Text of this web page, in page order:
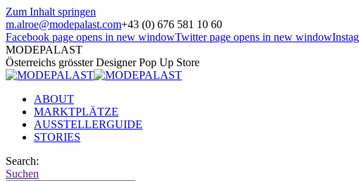
Zum Inhalt springen
m.alroe@modepalast.com+43 (0) 676 581 10 60
Facebook page opens in new windowTwitter page opens in new window
MODEPALAST
Österreichs grösster Designer Pop Up Store
ABOUT
MARKTPLÄTZE
AUSSTELLERGUIDE
STORIES
Search:
Suchen